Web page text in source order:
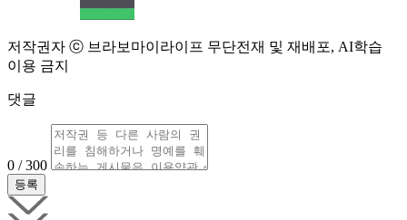
저작권자 ⓒ 브라보마이라이프 무단전재 및 재배포, AI학습
이용 금지
댓글
0 / 300